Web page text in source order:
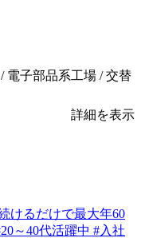
電子部品系工場 / 交替
詳細を表示